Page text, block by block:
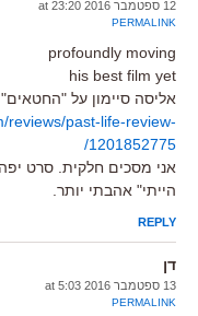
12 ספטמבר 2016 at 23:20
PERMALINK
profoundly moving
his best film yet
אליסה סיימון על "החטאים"
reviews/past-life-review-
1201852775/
אני מסכים חלקית. סרט
הייתי" אהבתי יותר.
REPLY
דן
13 ספטמבר 2016 at 5:03
PERMALINK